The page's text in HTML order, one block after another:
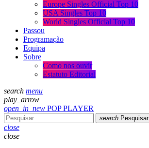
Europe Singles Official Top 10
USA Singles Top 10
World Singles Official Top 10
Passou
Programação
Equipa
Sobre
Como nos ouvir
Estatuto Editorial
search menu
play_arrow
open_in_new POP PLAYER
search Pesquisar
close
close